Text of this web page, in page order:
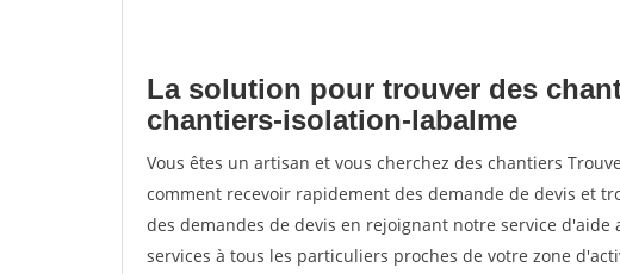
La solution pour trouver des
chantiers-isolation-labalme
Vous êtes un artisan et vous cherchez des chantiers
comment recevoir rapidement des demande de devis et
des demandes de devis en rejoignant notre service
services à tous les particuliers proches de votre zone